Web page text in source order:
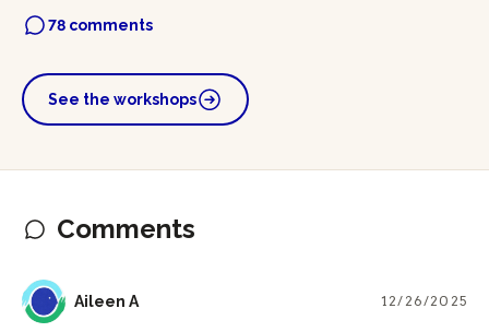
78 comments
See the workshops
Comments
AA Aileen A 12/26/2025